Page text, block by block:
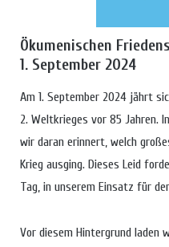
Ökumenischen
1. September 2024
Am 1. September 2024 jährt
2. Weltkrieges vor 85 Jahren.
wir daran erinnert, welch
Krieg ausging. Dieses Leid
Tag, in unserem Einsatz für
Vor diesem Hintergrund laden